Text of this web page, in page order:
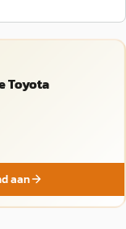
Toyota
aan